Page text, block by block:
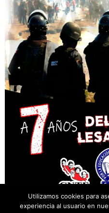
Utilizamos cookies para
experiencia al usuario en